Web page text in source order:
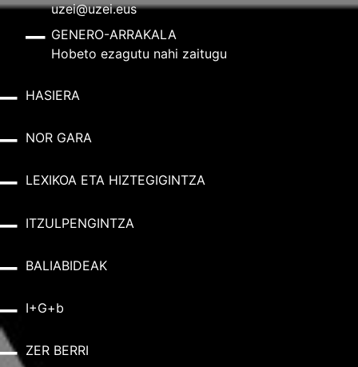
uzei@uzei.eus
GENERO-ARRAKALA
Hobeto ezagutu nahi zaitugu
HASIERA
NOR GARA
LEXIKOA ETA HIZTEGIGINTZA
ITZULPENGINTZA
BALIABIDEAK
I+G+b
ZER BERRI